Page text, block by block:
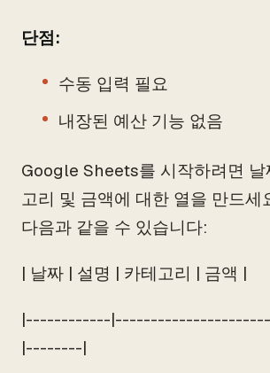
단점:
수동 입력 필요
내장된 예산 기능 없음
Google Sheets를 시작하려면 날
고리 및 금액에 대한 열을 만드세
다음과 같을 수 있습니다:
| 날짜 | 설명 | 카테고리 | 금액 |
|------------
|--------|